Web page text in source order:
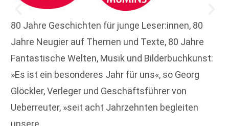
80 Jahre Geschichten für junge Leser:innen, 80
Jahre Neugier auf Themen und Texte, 80 Jahre
Fantastische Welten, Musik und Bilderbuchkunst:
»Es ist ein besonderes Jahr für uns«, so Georg
Glöckler, Verleger und Geschäftsführer von
Ueberreuter, »seit acht Jahrzehnten begleiten
unsere